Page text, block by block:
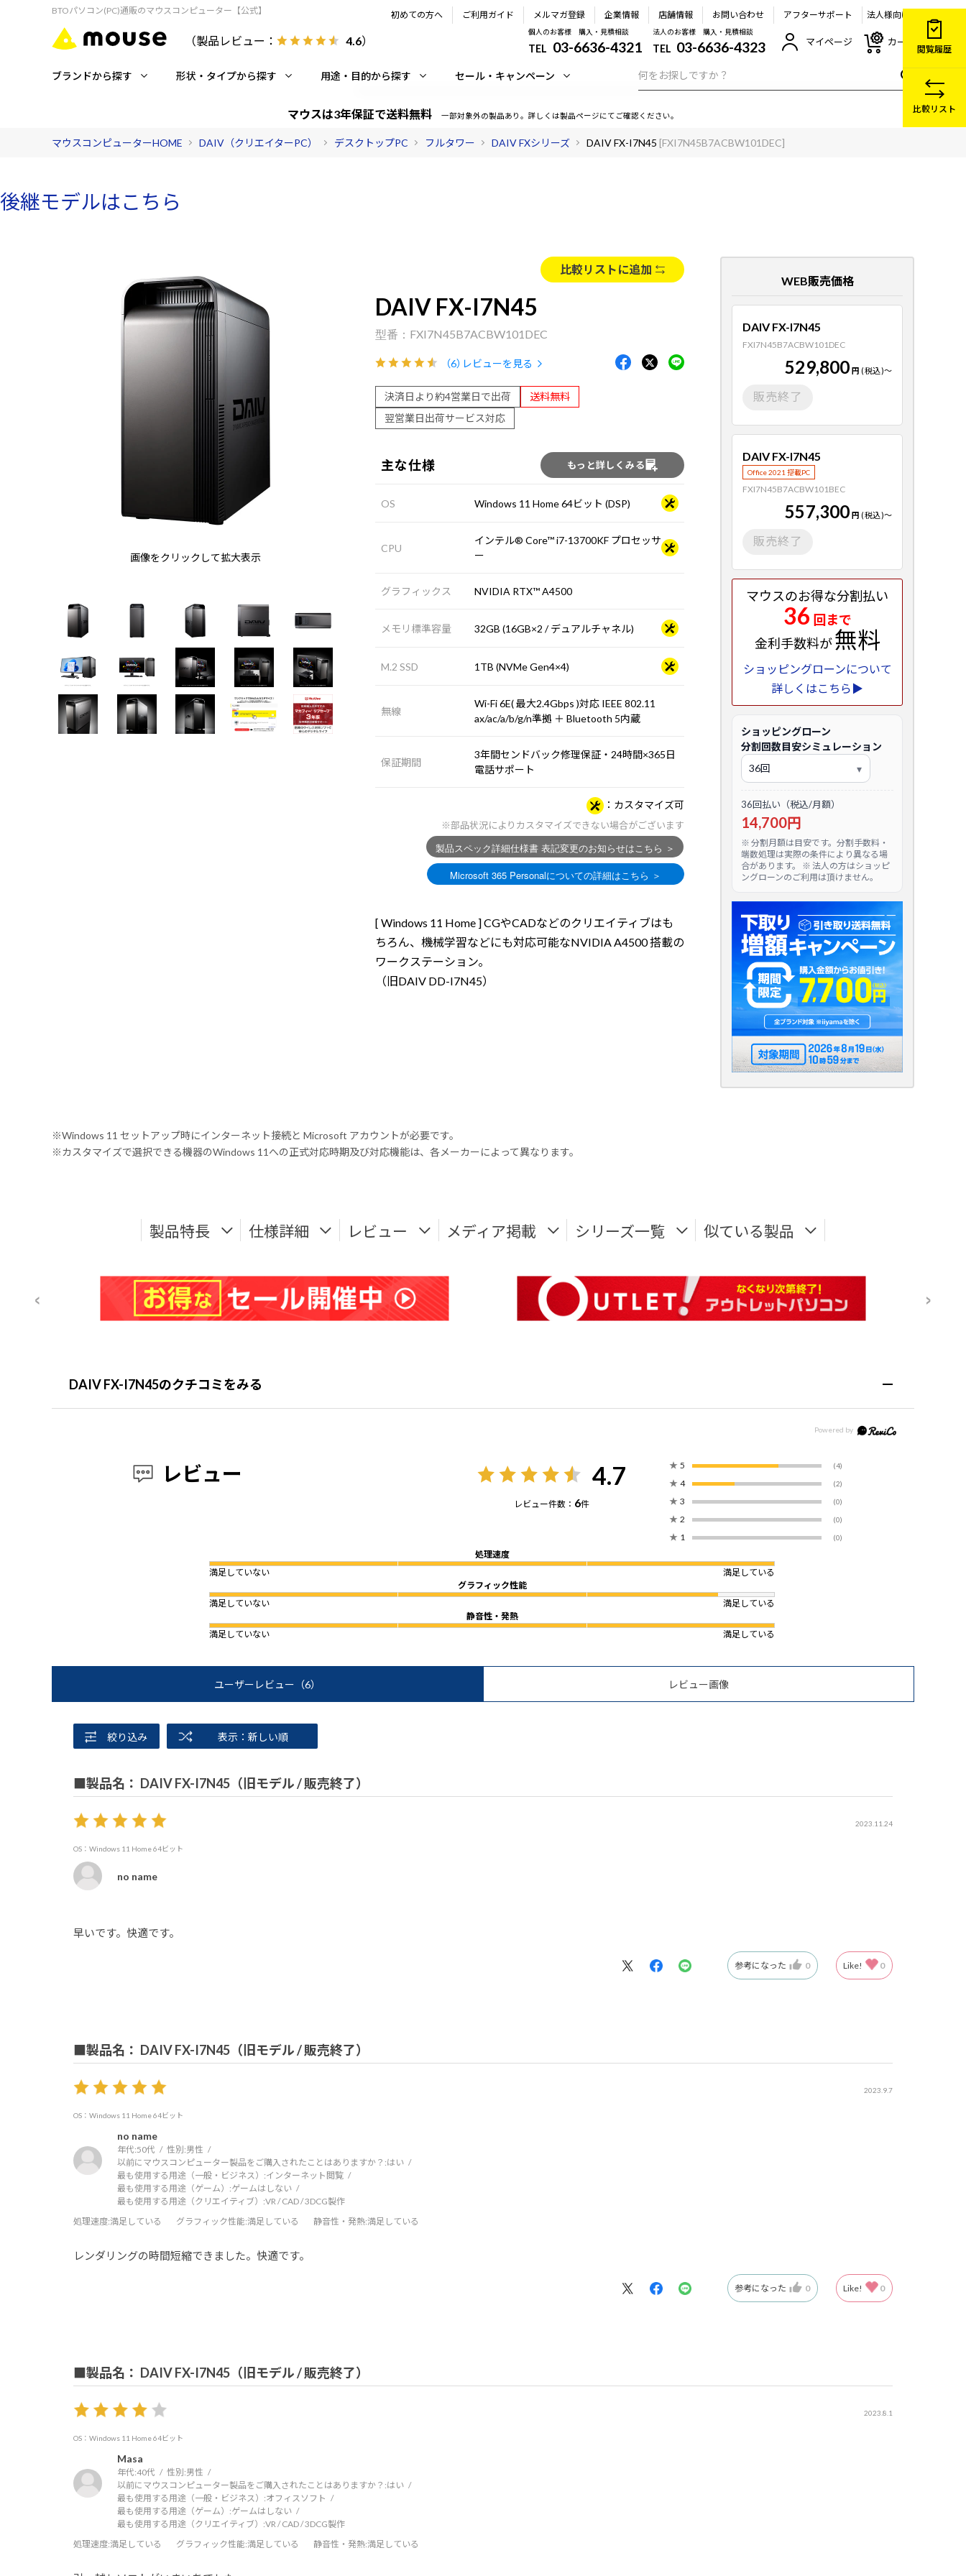
BTOパソコン(PC)通販のマウスコンピューター【公式】
（製品レビュー： 4.6）
初めての方へ ご利用ガイド メルマガ登録 企業情報 店舗情報 お問い合わせ アフターサポート 法人様向け
個人のお客様 購入・見積相談
TEL 03-6636-4321
法人のお客様 購入・見積相談
TEL 03-6636-4323 マイページ カート
ブランドから探す 形状・タイプから探す 用途・目的から探す セール・キャンペーン
マウスは3年保証で送料無料 一部対象外の製品あり。詳しくは製品ページにてご確認ください。
マウスコンピューターHOME DAIV（クリエイターPC） デスクトップPC フルタワー DAIV FXシリーズ DAIV FX-I7N45 [FXI7N45B7ACBW101DEC]
後継モデルはこちら
画像をクリックして拡大表示
比較リストに追加
DAIV FX-I7N45
FXI7N45B7ACBW101DEC
（6）レビューを見る
決済日より約4営業日で出荷
送料無料
翌営業日出荷サービス対応
主な仕様 もっと詳しくみる
OS Windows 11 Home 64ビット (DSP)
CPU
インテル® Core™ i7-13700KF プロセッサ
ー
グラフィックス NVIDIA RTX™ A4500
メモリ標準容量 32GB (16GB×2 / デュアルチャネル)
M.2 SSD 1TB (NVMe Gen4×4)
無線
Wi-Fi 6E( 最大2.4Gbps )対応 IEEE 802.11
ax/ac/a/b/g/n準拠 ＋ Bluetooth 5内蔵
保証期間
3年間センドバック修理保証・24時間×365日
電話サポート
カスタマイズ可
※部品状況によりカスタマイズできない場合がございます
[ Windows 11 Home ] CGやCADなどのクリエイティブはも
ちろん、機械学習などにも対応可能なNVIDIA A4500 搭載の
ワークステーション。
（旧DAIV DD-I7N45）
WEB販売価格
DAIV FX-I7N45
FXI7N45B7ACBW101DEC
529,800 円 (税込)～
販売終了
DAIV FX-I7N45
Office 2021 搭載PC
FXI7N45B7ACBW101BEC
557,300 円 (税込)～
販売終了
マウスのお得な分割払い
36 回まで
金利手数料が無料
ショッピングローンについて
詳しくはこちら▶
ショッピングローン
分割回数目安シミュレーション
36回払い（税込/月額）
14,700円
※ 分割月額は目安です。分割手数料・
端数処理は実際の条件により異なる場
合があります。 ※ 法人の方はショッピ
ングローンのご利用は頂けません。
※Windows 11 セットアップ時にインターネット接続と Microsoft アカウントが必要です。
※カスタマイズで選択できる機器のWindows 11への正式対応時期及び対応機能は、各メーカーによって異なります。
製品特長 仕様詳細 レビュー メディア掲載 シリーズ一覧 似ている製品
DAIV FX-I7N45のクチコミをみる
レビュー 4.7
レビュー件数： 6件
★ 5 (4)
★ 4 (2)
★ 3 (0)
★ 2 (0)
★ 1 (0)
処理速度
満足していない
満足している
グラフィック性能
満足していない
満足している
静音性・発熱
満足していない
満足している
ユーザーレビュー （6） レビュー画像
絞り込み 表示：新しい順
■製品名： DAIV FX-I7N45（旧モデル / 販売終了）
2023.11.24
OS：Windows 11 Home 64ビット
no name
早いです。快適です。
参考になった 0 Like! 0
■製品名： DAIV FX-I7N45（旧モデル / 販売終了）
2023.9.7
OS：Windows 11 Home 64ビット
no name
年代:50代 性別:男性
以前にマウスコンピューター製品をご購入されたことはありますか？:はい
最も使用する用途（一般・ビジネス）:インターネット閲覧
最も使用する用途（ゲーム）:ゲームはしない
最も使用する用途（クリエイティブ）:VR / CAD / 3DCG製作
処理速度:満足している グラフィック性能:満足している 静音性・発熱:満足している
レンダリングの時間短縮できました。快適です。
参考になった 0 Like! 0
■製品名： DAIV FX-I7N45（旧モデル / 販売終了）
2023.8.1
OS：Windows 11 Home 64ビット
Masa
年代:40代 性別:男性
以前にマウスコンピューター製品をご購入されたことはありますか？:はい
最も使用する用途（一般・ビジネス）:オフィスソフト
最も使用する用途（ゲーム）:ゲームはしない
最も使用する用途（クリエイティブ）:VR / CAD / 3DCG製作
処理速度:満足している グラフィック性能:満足している 静音性・発熱:満足している
閲覧履歴
比較リスト